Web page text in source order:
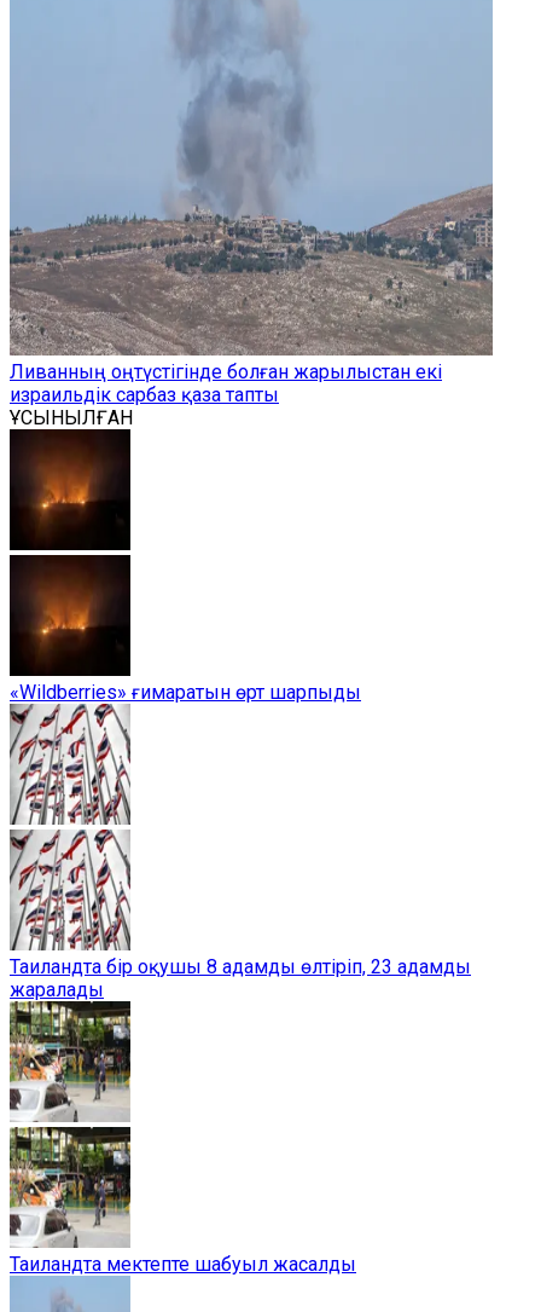
Ливанның оңтүстігінде болған жарылыстан екі
израильдік сарбаз қаза тапты
ҰСЫНЫЛҒАН
«Wildberries» ғимаратын өрт шарпыды
Таиландта бір оқушы 8 адамды өлтіріп, 23 адамды
жаралады
Таиландта мектепте шабуыл жасалды